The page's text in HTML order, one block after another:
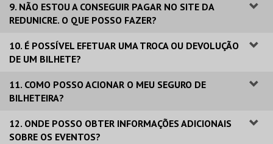
9. NÃO ESTOU A CONSEGUIR PAGAR NO SITE DA
REDUNICRE. O QUE POSSO FAZER?
10. É POSSÍVEL EFETUAR UMA TROCA OU DEVOLUÇÃO
DE UM BILHETE?
11. COMO POSSO ACIONAR O MEU SEGURO DE
BILHETEIRA?
12. ONDE POSSO OBTER INFORMAÇÕES ADICIONAIS
SOBRE OS EVENTOS?